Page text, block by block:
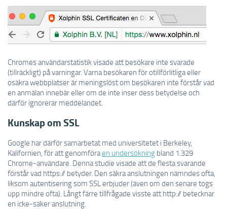
Chromes användarstatistik visade att besökare inte svarade
(tillräckligt) på varningar. Varna besökaren för otillförlitliga eller
osäkra webbplatser är meningslöst om besökaren inte förstår vad
en anmälan innebär eller om de inte inser dess betydelse och
därför ignorerar meddelandet.
Kunskap om SSL
Google har därför samarbetat med universitetet i Berkeley,
Kalifornien, för att genomföraen undersökning bland 1.329
Chrome-användare. Denna studie visade att de flesta svarande
förstår vad https:// betyder. Den säkra anslutningen nämndes ofta,
liksom autentisering som SSL erbjuder (även om den senare togs
upp mindre ofta). Långt färre tillfrågade visste att http:// betecknar
en icke-säker anslutning.